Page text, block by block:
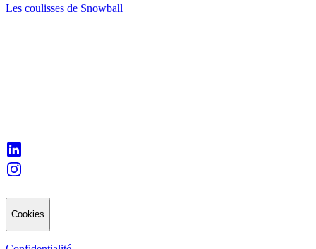
Les coulisses de Snowball
Cookies